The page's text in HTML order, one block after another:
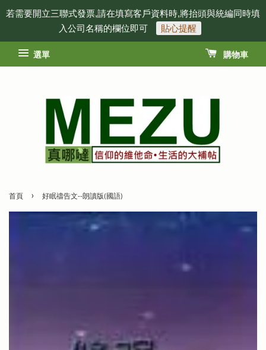
若需要開立三聯式發票,請在填寫客戶資料時,將抬頭與統編同時填
入公司名稱的欄位即可
貼心提醒
選單 購物車
首頁 › 好眠禱告文--朗讀版(國語)